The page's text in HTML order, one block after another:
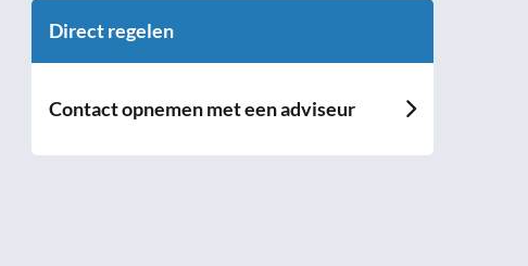
Direct regelen
Contact opnemen met een adviseur